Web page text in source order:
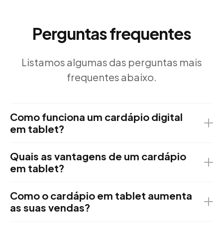
Perguntas frequentes
Listamos algumas das perguntas mais
frequentes abaixo.
Como funciona um cardápio digital
em tablet?
Quais as vantagens de um cardápio
em tablet?
Como o cardápio em tablet aumenta
as suas vendas?